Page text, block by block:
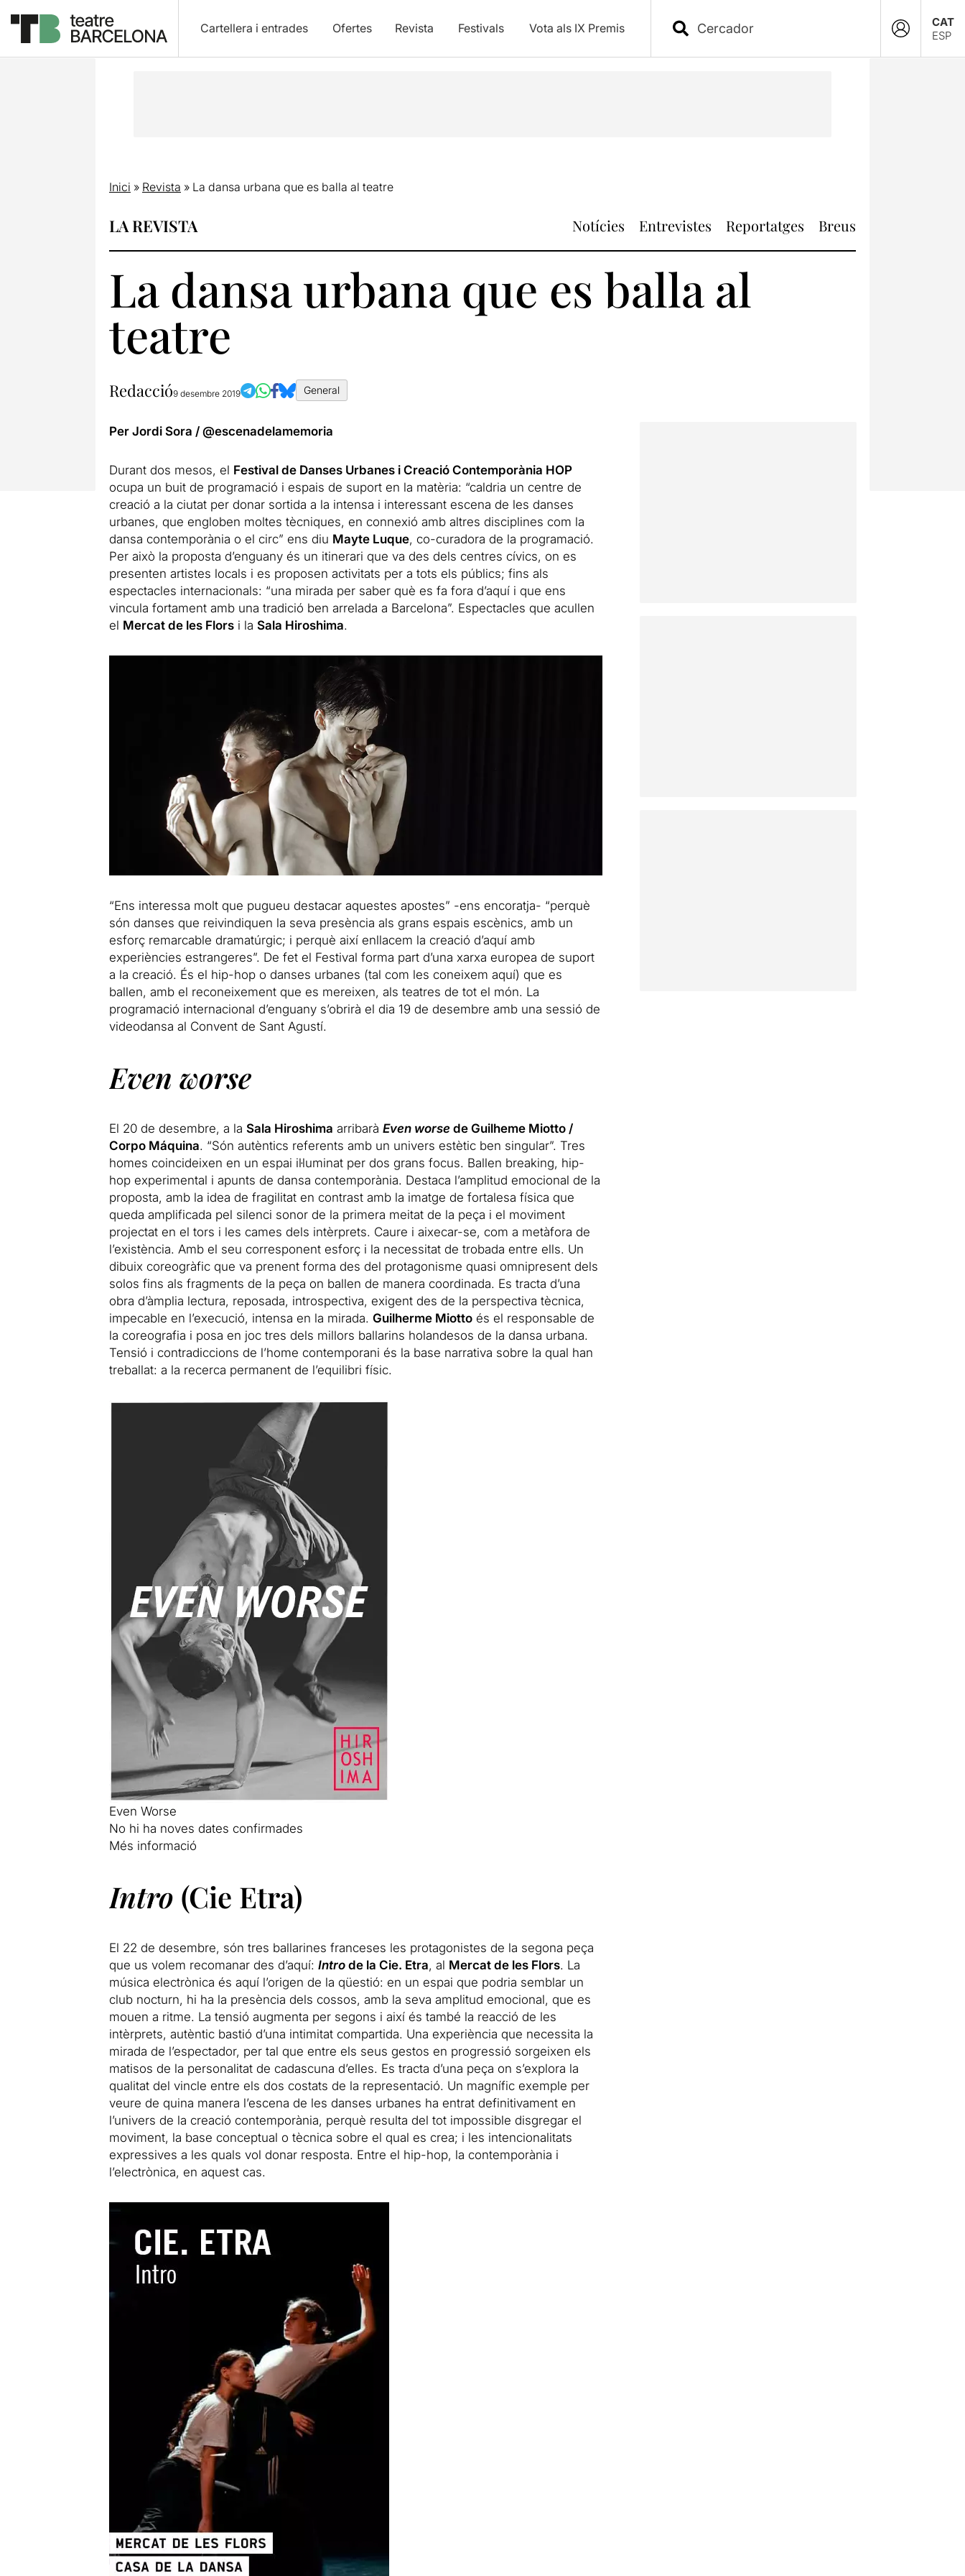
Cartellera i entrades Ofertes Revista Festivals Vota als IX Premis
CAT
ESP
Inici » Revista » La dansa urbana que es balla al teatre
LA REVISTA Notícies Entrevistes Reportatges Breus
La dansa urbana que es balla al
teatre
Redacció9 desembre 2019 General
Per Jordi Sora / @escenadelamemoria
Durant dos mesos, el Festival de Danses Urbanes i Creació Contemporània HOP
ocupa un buit de programació i espais de suport en la matèria: “caldria un centre de
creació a la ciutat per donar sortida a la intensa i interessant escena de les danses
urbanes, que engloben moltes tècniques, en connexió amb altres disciplines com la
dansa contemporània o el circ” ens diu Mayte Luque, co-curadora de la programació.
Per això la proposta d’enguany és un itinerari que va des dels centres cívics, on es
presenten artistes locals i es proposen activitats per a tots els públics; fins als
espectacles internacionals: “una mirada per saber què es fa fora d’aquí i que ens
vincula fortament amb una tradició ben arrelada a Barcelona”. Espectacles que acullen
el Mercat de les Florsi la Sala Hiroshima.
“Ens interessa molt que pugueu destacar aquestes apostes” -ens encoratja- “perquè
són danses que reivindiquen la seva presència als grans espais escènics, amb un
esforç remarcable dramatúrgic; i perquè així enllacem la creació d’aquí amb
experiències estrangeres”. De fet el Festival forma part d’una xarxa europea de suport
a la creació. És el hip-hop o danses urbanes (tal com les coneixem aquí) que es
ballen, amb el reconeixement que es mereixen, als teatres de tot el món. La
programació internacional d’enguany s’obrirà el dia 19 de desembre amb una sessió de
videodansa al Convent de Sant Agustí.
Even worse
El 20 de desembre, a la Sala Hiroshima arribarà Even worse de Guilheme Miotto /
Corpo Máquina. “Són autèntics referents amb un univers estètic ben singular”. Tres
homes coincideixen en un espai il·luminat per dos grans focus. Ballen breaking, hip-
hop experimental i apunts de dansa contemporània. Destaca l’amplitud emocional de la
proposta, amb la idea de fragilitat en contrast amb la imatge de fortalesa física que
queda amplificada pel silenci sonor de la primera meitat de la peça i el moviment
projectat en el tors i les cames dels intèrprets. Caure i aixecar-se, com a metàfora de
l’existència. Amb el seu corresponent esforç i la necessitat de trobada entre ells. Un
dibuix coreogràfic que va prenent forma des del protagonisme quasi omnipresent dels
solos fins als fragments de la peça on ballen de manera coordinada. Es tracta d’una
obra d’àmplia lectura, reposada, introspectiva, exigent des de la perspectiva tècnica,
impecable en l’execució, intensa en la mirada. Guilherme Miottoés el responsable de
la coreografia i posa en joc tres dels millors ballarins holandesos de la dansa urbana.
Tensió i contradiccions de l’home contemporani és la base narrativa sobre la qual han
treballat: a la recerca permanent de l’equilibri físic.
Even Worse
No hi ha noves dates confirmades
Més informació
Intro (Cie Etra)
El 22 de desembre, són tres ballarines franceses les protagonistes de la segona peça
que us volem recomanar des d’aquí: Introde la Cie. Etra, al Mercat de les Flors. La
música electrònica és aquí l’origen de la qüestió: en un espai que podria semblar un
club nocturn, hi ha la presència dels cossos, amb la seva amplitud emocional, que es
mouen a ritme. La tensió augmenta per segons i així és també la reacció de les
intèrprets, autèntic bastió d’una intimitat compartida. Una experiència que necessita la
mirada de l’espectador, per tal que entre els seus gestos en progressió sorgeixen els
matisos de la personalitat de cadascuna d’elles. Es tracta d’una peça on s’explora la
qualitat del vincle entre els dos costats de la representació. Un magnífic exemple per
veure de quina manera l’escena de les danses urbanes ha entrat definitivament en
l’univers de la creació contemporània, perquè resulta del tot impossible disgregar el
moviment, la base conceptual o tècnica sobre el qual es crea; i les intencionalitats
expressives a les quals vol donar resposta. Entre el hip-hop, la contemporània i
l’electrònica, en aquest cas.